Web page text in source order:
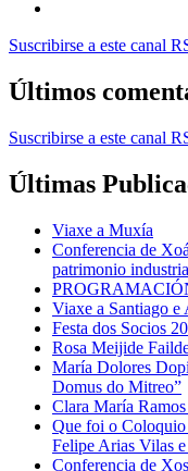
Suscribirse a este canal
Últimos
Suscribirse a este canal
Últimas
Viaxe a Muxía
Conferencia de
patrimonio
Viaxe a Santiago e
Festa dos Socios
Rosa Meijide
María Dolores
Domus do Mitreo”
Clara María
Que foi o
Felipe Arias Vilas
Conferencia de